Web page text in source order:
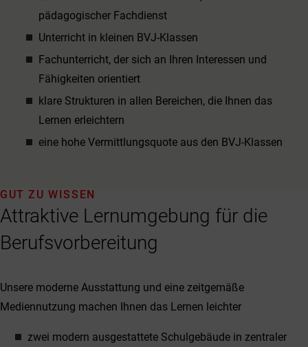
pädagogischer Fachdienst
Unterricht in kleinen BVJ-Klassen
Fachunterricht, der sich an Ihren Interessen und
Fähigkeiten orientiert
klare Strukturen in allen Bereichen, die Ihnen das
Lernen erleichtern
eine hohe Vermittlungsquote aus den BVJ-Klassen
Attraktive Lernumgebung für die
Berufsvorbereitung
GUT ZU WISSEN
Unsere moderne Ausstattung und eine zeitgemäße
Mediennutzung machen Ihnen das Lernen leichter
zwei modern ausgestattete Schulgebäude in zentraler